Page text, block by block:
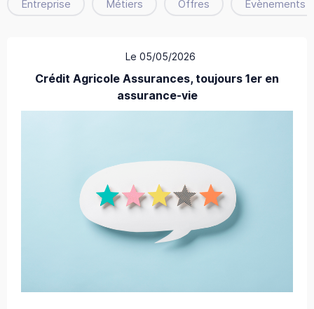
Entreprise Métiers Offres Évènements
Le 05/05/2026
Crédit Agricole Assurances, toujours 1er en
assurance-vie